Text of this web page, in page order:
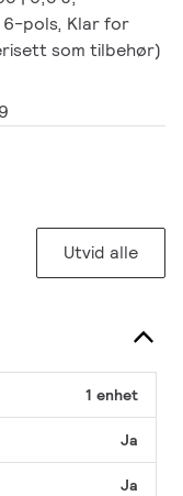
6-pols, Klar for
som tilbehør)
Utvid alle
1 enhet
Ja
Ja